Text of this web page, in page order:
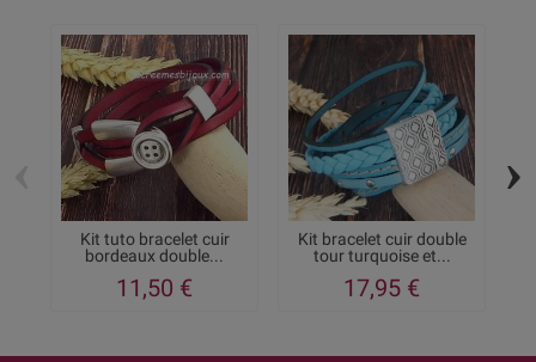
Kit tuto bracelet cuir
bordeaux double...
11,50 €
Kit bracelet cuir double
tour turquoise et...
17,95 €
›